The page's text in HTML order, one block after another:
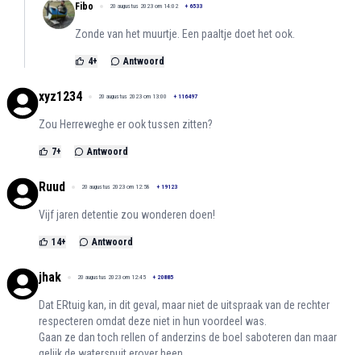
Fibo 20 augustus 2023 om 14:02 + 6533
Zonde van het muurtje. Een paaltje doet het ook.
4+ Antwoord
xyz1234 20 augustus 2023 om 13:00 + 116497
Zou Herreweghe er ook tussen zitten?
7+ Antwoord
Ruud 20 augustus 2023 om 12:58 + 19123
Vijf jaren detentie zou wonderen doen!
14+ Antwoord
jhak 20 augustus 2023 om 12:45 + 20885
Dat ERtuig kan, in dit geval, maar niet de uitspraak van de rechter
respecteren omdat deze niet in hun voordeel was.
Gaan ze dan toch rellen of anderzins de boel saboteren dan maar